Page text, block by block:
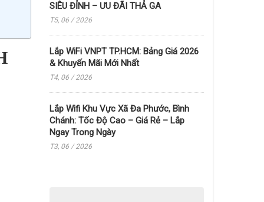
SIÊU ĐỈNH – ƯU ĐÃI THẢ GA
T5, 06 / 2026
Lắp WiFi VNPT TP.HCM: Bảng Giá 2026
& Khuyến Mãi Mới Nhất
T4, 06 / 2026
Lắp Wifi Khu Vực Xã Đa Phước, Bình
Chánh: Tốc Độ Cao – Giá Rẻ – Lắp
Ngay Trong Ngày
T3, 06 / 2026